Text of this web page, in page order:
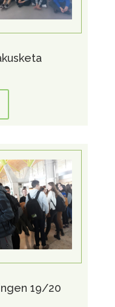
19/20